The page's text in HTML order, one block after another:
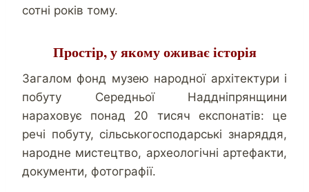
сотні років тому.
Простір, у якому оживає історія
Загалом фонд музею народної архітектури і
побуту Середньої Наддніпрянщини
нараховує понад 20 тисяч експонатів: це
речі побуту, сільськогосподарські знаряддя,
народне мистецтво, археологічні артефакти,
документи, фотографії.